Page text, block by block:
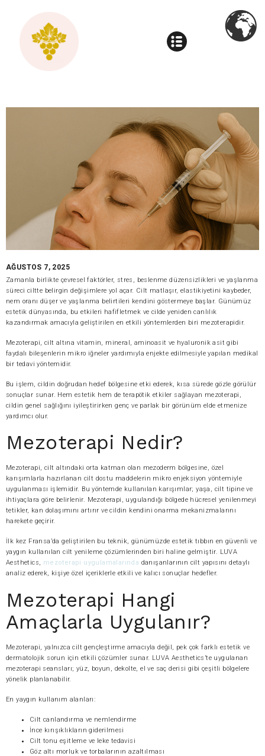
AĞUSTOS 7, 2025
Zamanla birlikte çevresel faktörler, stres, beslenme düzensizlikleri ve yaşlanma
süreci ciltte belirgin değişimlere yol açar. Cilt matlaşır, elastikiyetini kaybeder,
nem oranı düşer ve yaşlanma belirtileri kendini göstermeye başlar. Günümüz
estetik dünyasında, bu etkileri hafifletmek ve cilde yeniden canlılık
kazandırmak amacıyla geliştirilen en etkili yöntemlerden biri mezoterapidir.
Mezoterapi, cilt altına vitamin, mineral, aminoasit ve hyaluronik asit gibi
faydalı bileşenlerin mikro iğneler yardımıyla enjekte edilmesiyle yapılan medikal
bir tedavi yöntemidir.
Bu işlem, cildin doğrudan hedef bölgesine etki ederek, kısa sürede gözle görülür
sonuçlar sunar. Hem estetik hem de terapötik etkiler sağlayan mezoterapi,
cildin genel sağlığını iyileştirirken genç ve parlak bir görünüm elde etmenize
yardımcı olur.
Mezoterapi Nedir?
Mezoterapi, cilt altındaki orta katman olan mezoderm bölgesine, özel
karışımlarla hazırlanan cilt dostu maddelerin mikro enjeksiyon yöntemiyle
uygulanması işlemidir. Bu yöntemde kullanılan karışımlar; yaşa, cilt tipine ve
ihtiyaçlara göre belirlenir. Mezoterapi, uygulandığı bölgede hücresel yenilenmeyi
tetikler, kan dolaşımını artırır ve cildin kendini onarma mekanizmalarını
harekete geçirir.
İlk kez Fransa’da geliştirilen bu teknik, günümüzde estetik tıbbın en güvenli ve
yaygın kullanılan cilt yenileme çözümlerinden biri haline gelmiştir. LUVA
Aesthetics, mezoterapi uygulamalarında danışanlarının cilt yapısını detaylı
analiz ederek, kişiye özel içeriklerle etkili ve kalıcı sonuçlar hedefler.
Mezoterapi Hangi
Amaçlarla Uygulanır?
Mezoterapi, yalnızca cilt gençleştirme amacıyla değil, pek çok farklı estetik ve
dermatolojik sorun için etkili çözümler sunar. LUVA Aesthetics’te uygulanan
mezoterapi seansları; yüz, boyun, dekolte, el ve saç derisi gibi çeşitli bölgelere
yönelik planlanabilir.
En yaygın kullanım alanları:
Cilt canlandırma ve nemlendirme
İnce kırışıklıkların giderilmesi
Cilt tonu eşitleme ve leke tedavisi
Göz altı morluk ve torbalarının azaltılması